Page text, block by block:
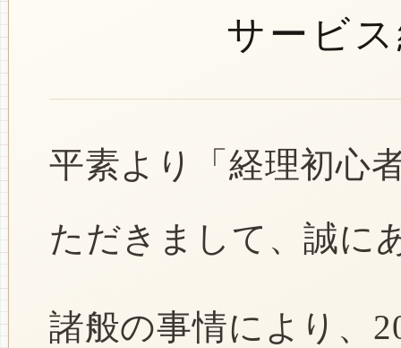
サービ
平素より「経理初心
ただきまして、誠に
諸般の事情により、